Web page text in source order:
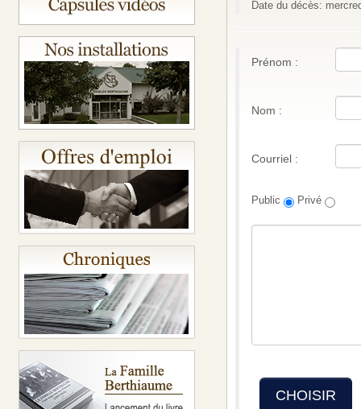
Date du décès:
Prénom :
Nom :
Courriel :
Public Privé
CHOISIR